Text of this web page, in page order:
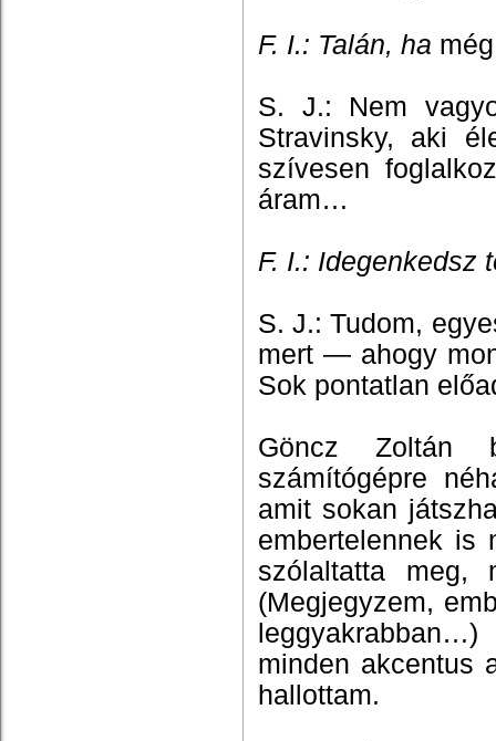
F. I.: Talán, ha még
S. J.: Nem
Stravinsky, aki
szívesen
áram…
F. I.: Idegenkedsz
S. J.: Tudom,
mert — ahogy
Sok pontatlan
Göncz Zoltán
számítógépre
amit sokan
embertelennek is
szólaltatta meg,
(Megjegyzem,
minden akcentus
hallottam.